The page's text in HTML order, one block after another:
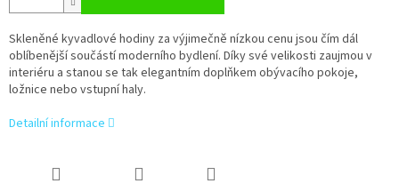
Skleněné kyvadlové hodiny za výjimečně nízkou cenu jsou čím dál
oblíbenější součástí moderního bydlení. Díky své velikosti zaujmou v
interiéru a stanou se tak elegantním doplňkem obývacího pokoje,
ložnice nebo vstupní haly.
Detailní informace